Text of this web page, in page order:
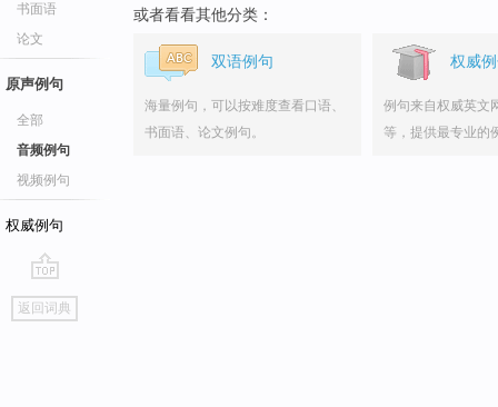
书面语
论文
原声例句
全部
音频例句
视频例句
权威例句
go
top
返回词典
或者看看其他分类：
双语例句
海量例句，可以按难度查看口语、
书面语、论文例句。
权威
例句来自权威英文
等，提供最专业的